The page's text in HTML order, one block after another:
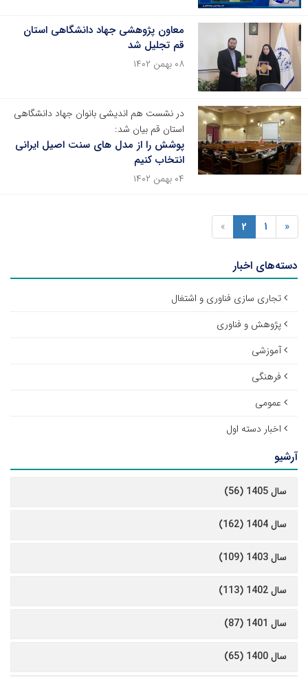
معاون پژوهشی جهاد دانشگاهی استان
قم تجلیل شد
۰۸ بهمن ۱۴۰۲
در نشست هم اندیشی بانوان جهاد دانشگاهی
استان قم بیان شد:
پوشش را از مدل های سنت اصیل ایرانی
انتخاب کنیم
۰۴ بهمن ۱۴۰۲
«
1
2
»
دسته‌های اخبار
تجاری سازی فناوری و اشتغال
پژوهش و فناوری
آموزشی
فرهنگی
عمومی
اخبار دسته اول
آرشیو
سال 1405 (56)
سال 1404 (162)
سال 1403 (109)
سال 1402 (113)
سال 1401 (87)
سال 1400 (65)